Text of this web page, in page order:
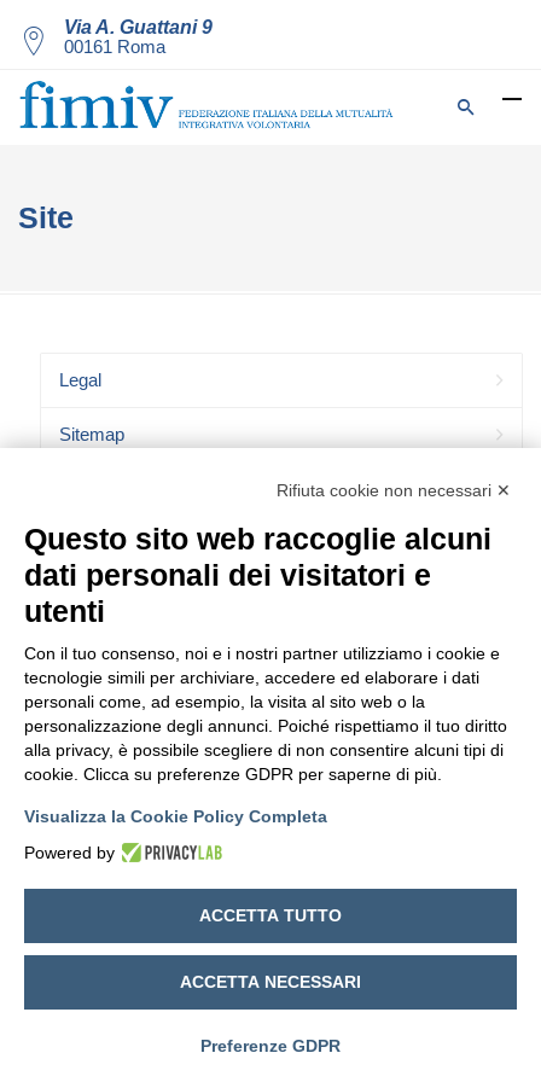
Via A. Guattani 9
00161 Roma
Site
Legal
Sitemap
Rifiuta cookie non necessari ✕
Questo sito web raccoglie alcuni
dati personali dei visitatori e
utenti
Con il tuo consenso, noi e i nostri partner utilizziamo i cookie e
tecnologie simili per archiviare, accedere ed elaborare i dati
personali come, ad esempio, la visita al sito web o la
personalizzazione degli annunci. Poiché rispettiamo il tuo diritto
alla privacy, è possibile scegliere di non consentire alcuni tipi di
cookie. Clicca su preferenze GDPR per saperne di più.
Visualizza la Cookie Policy Completa
Powered by
ACCETTA TUTTO
ACCETTA NECESSARI
Preferenze GDPR